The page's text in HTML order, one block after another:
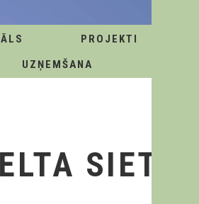
PROJEKTI
UZŅEMŠANA